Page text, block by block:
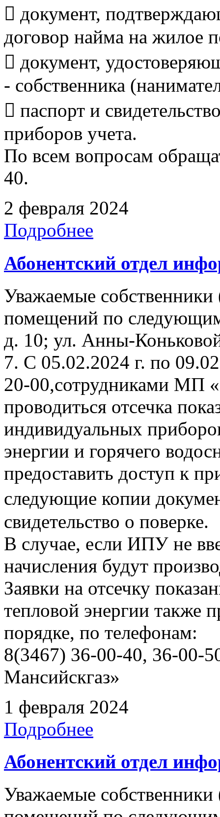
 документ,
договор найма на жилое
 документ,
- собственника
 паспорт и
приборов учета.
По всем вопросам
40.
2 февраля 2024
Подробнее
Абонентский отдел
Уважаемые
помещений по
д. 10; ул. Анны-
7. C 05.02.2024 г. по
20-00,сотрудниками МП
проводиться отсечка
индивидуальных
энергии и горячего
предоставить доступ к
следующие копии
свидетельство о поверке.
В случае, если ИПУ не
начисления будут
Заявки на отсечку
тепловой энергии также
порядке, по телефонам:
8(3467) 36-00-40, 36-
Мансийскгаз»
1 февраля 2024
Подробнее
Абонентский отдел
Уважаемые